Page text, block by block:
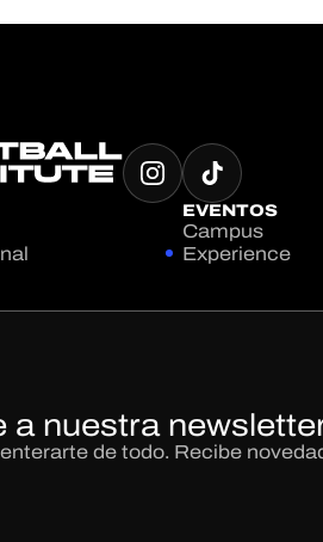
EVENTOS
Campus
Experience
a nuestra
de todo. Recibe